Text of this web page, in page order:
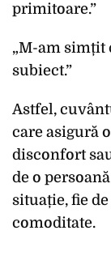
primitoare.”
„M-am simțit
subiect.”
Astfel,
care asigură
disconfort
de o
situație, fie
comoditate.